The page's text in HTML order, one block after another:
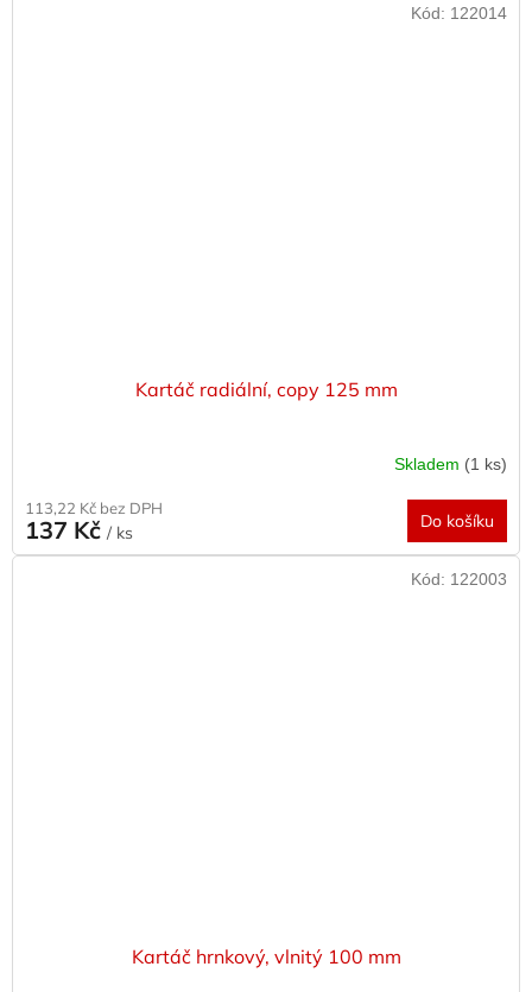
Kartáč radiální, copy 125 mm
Skladem (1 ks)
113,22 Kč bez DPH
137 Kč / ks
Do košíku
Kód: 122014
Kartáč hrnkový, vlnitý 100 mm
Kód: 122003